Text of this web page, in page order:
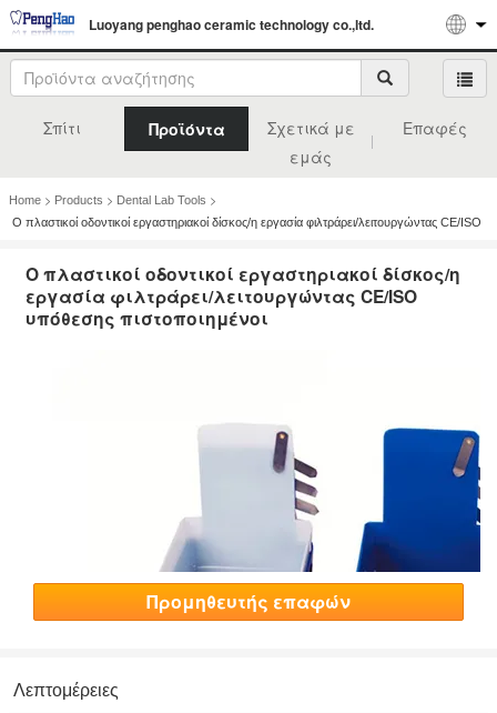
Luoyang penghao ceramic technology co.,ltd.
Σπίτι Προϊόντα
Σχετικά με
εμάς
Επαφές
Home > Products > Dental Lab Tools >
Ο πλαστικοί οδοντικοί εργαστηριακοί δίσκος/η εργασία φιλτράρει/λειτουργώντας CE/ISO
Ο πλαστικοί οδοντικοί εργαστηριακοί δίσκος/η
εργασία φιλτράρει/λειτουργώντας CE/ISO
υπόθεσης πιστοποιημένοι
Προμηθευτής επαφών
Λεπτομέρειες